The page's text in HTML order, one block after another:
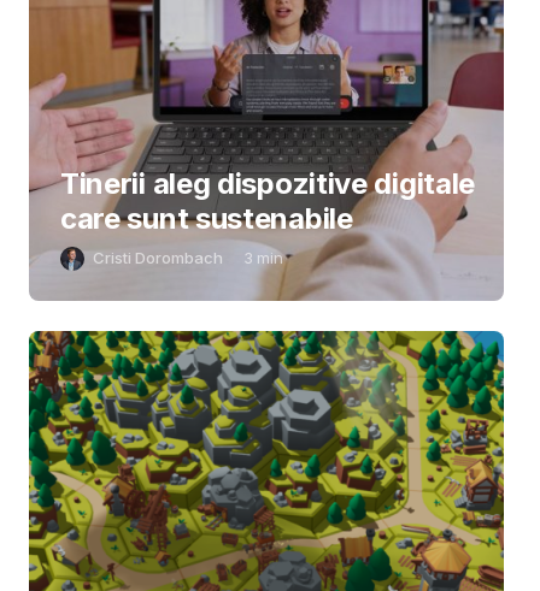
Tinerii aleg dispozitive digitale
care sunt sustenabile
Cristi Dorombach 3 min